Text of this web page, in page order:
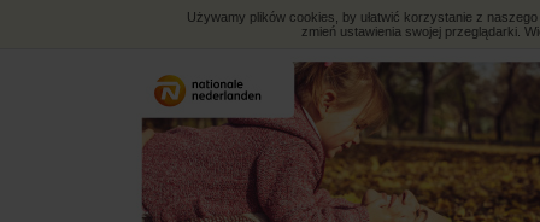
Używamy plików cookies, by ułatwić korzystanie z
zmień ustawienia swojej przeglądarki.